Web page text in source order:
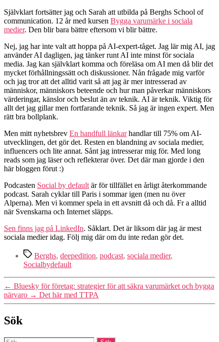
Självklart fortsätter jag och Sarah att utbilda på Berghs School of
communication. 12 år med kursen Bygga varumärke i sociala
medier. Den blir bara bättre eftersom vi blir bättre.
Nej, jag har inte valt att hoppa på AI-expert-tåget. Jag lär mig AI, jag
använder AI dagligen, jag tänker runt AI inte minst för sociala
media. Jag kan självklart komma och föreläsa om AI men då blir det
mycket förhållningssätt och diskussioner. Nån frågade mig varför
och jag tror att det alltid varit så att jag är mer intresserad av
människor, människors beteende och hur man påverkar människors
värderingar, känslor och beslut än av teknik. AI är teknik. Viktig för
allt det jag gillar men fortfarande teknik. Så jag är ingen expert. Men
rätt bra bollplank.
Men mitt nyhetsbrev En handfull länkarhandlar till 75% om AI-
utvecklingen, det gör det. Resten en blandning av sociala medier,
influencers och lite annat. Sånt jag intresserar mig för. Med long
reads som jag läser och reflekterar över. Det där man gjorde i den
här bloggen förut :)
Podcasten Social by default är för tillfället en årligt återkommande
podcast. Sarah cyklar till Paris i sommar igen (men nu över
Alperna). Men vi kommer spela in ett avsnitt då och då. Fr a alltid
när Svenskarna och Internet släpps.
Sen finns jag på LinkedIn. Såklart. Det är liksom där jag är mest
sociala medier idag. Följ mig där om du inte redan gör det.
Etiketter
Berghs, deepedition, podcast, sociala medier,
Socialbydefault
← Bluesky för företag: strategier för att säkra varumärket och bygga
närvaro → Det här med TTPA
Sök